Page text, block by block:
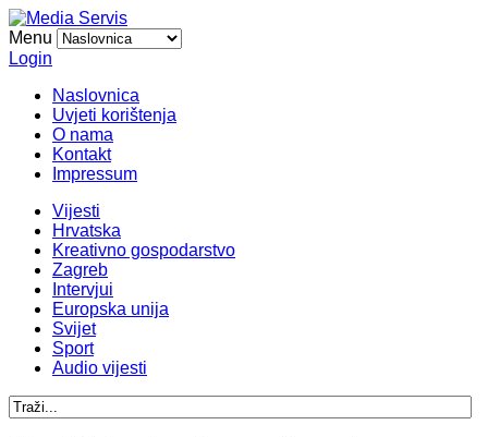
Menu
Login
Naslovnica
Uvjeti korištenja
O nama
Kontakt
Impressum
Vijesti
Hrvatska
Kreativno gospodarstvo
Zagreb
Intervjui
Europska unija
Svijet
Sport
Audio vijesti